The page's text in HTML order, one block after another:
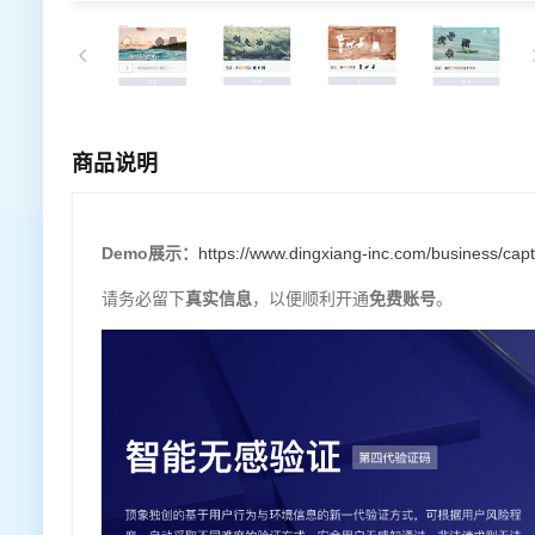
商品说明
Demo展示： https://www.dingxiang-inc.com/business/
请务必留下真实信息，以便顺利开通免费账号。